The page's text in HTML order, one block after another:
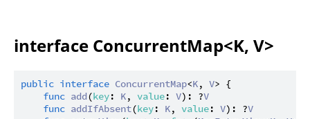
interface ConcurrentMap<K, V>
public interface ConcurrentMap<K, V> {
func add(key: K, value: V): ?V
func addIfAbsent(key: K, value: V): ?V